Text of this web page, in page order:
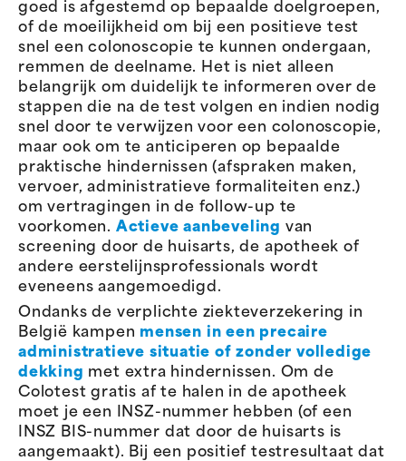
goed is afgestemd op bepaalde doelgroepen,
of de moeilijkheid om bij een positieve test
snel een colonoscopie te kunnen ondergaan,
remmen de deelname. Het is niet alleen
belangrijk om duidelijk te informeren over de
stappen die na de test volgen en indien nodig
snel door te verwijzen voor een colonoscopie,
maar ook om te anticiperen op bepaalde
praktische hindernissen (afspraken maken,
vervoer, administratieve formaliteiten enz.)
om vertragingen in de follow-up te
voorkomen. Actieve aanbeveling van
screening door de huisarts, de apotheek of
andere eerstelijnsprofessionals wordt
eveneens aangemoedigd.
Ondanks de verplichte ziekteverzekering in
België kampen mensen in een precaire
administratieve situatie of zonder volledige
dekking met extra hindernissen. Om de
Colotest gratis af te halen in de apotheek
moet je een INSZ-nummer hebben (of een
INSZ BIS-nummer dat door de huisarts is
aangemaakt). Bij een positief testresultaat dat